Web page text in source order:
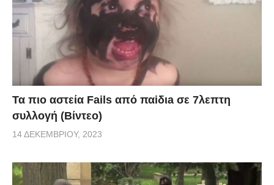
Τα πιο αστεία Fails από παiδιa σε 7λεπτη
συλλογή (Βίντεο)
14 ΔΕΚΕΜΒΡΊΟΥ, 2023